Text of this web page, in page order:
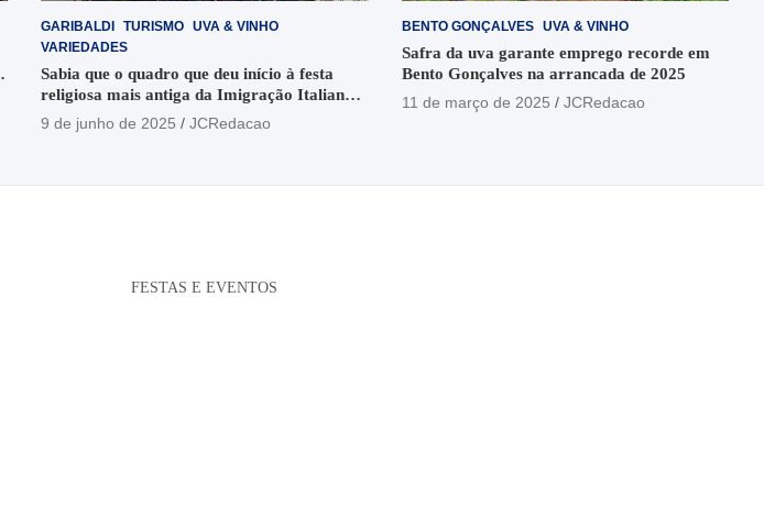
GARIBALDI TURISMO UVA & VINHO
VARIEDADES
Sabia que o quadro que deu início à festa
religiosa mais antiga da Imigração Italiana
está no Santuário Santo Antônio
9 de junho de 2025 JCRedacao
BENTO GONÇALVES UVA & VINHO
Safra da uva garante emprego recorde em
Bento Gonçalves na arrancada de 2025
11 de março de 2025
JCRedacao
FESTAS E EVENTOS